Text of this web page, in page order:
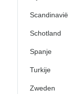
Scandinavië
Schotland
Spanje
Turkije
Zweden